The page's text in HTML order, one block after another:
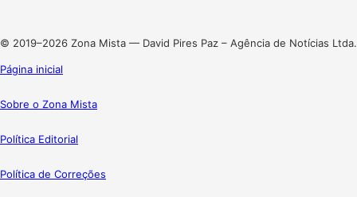
© 2019–2026 Zona Mista — David Pires Paz – Agência de Notícias Ltda.
Página inicial
Sobre o Zona Mista
Política Editorial
Política de Correções